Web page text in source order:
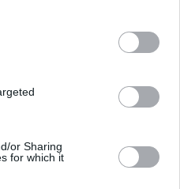
or Sharing
for which it
δεν
την
με